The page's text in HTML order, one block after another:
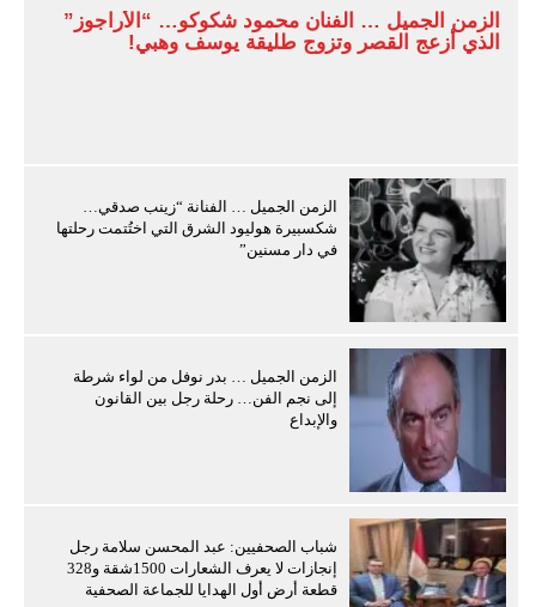
الزمن الجميل … الفنان محمود شكوكو… “الأراجوز”
الذي أزعج القصر وتزوج طليقة يوسف وهبي!
الزمن الجميل … الفنانة “زينب صدقي…
شكسبيرة هوليود الشرق التي اختُتمت رحلتها
في دار مسنين”
الزمن الجميل … بدر نوفل من لواء شرطة
إلى نجم الفن… رحلة رجل بين القانون
والإبداع
شباب الصحفيين: عبد المحسن سلامة رجل
إنجازات لا يعرف الشعارات 1500شقة و328
قطعة أرض أول الهدايا للجماعة الصحفية